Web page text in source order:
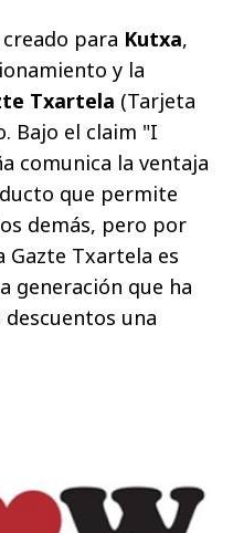
creado para Kutxa,
y la
Txartela (Tarjeta
Bajo el claim "I
comunica la ventaja
que permite
demás, pero por
Gazte Txartela es
generación que ha
una